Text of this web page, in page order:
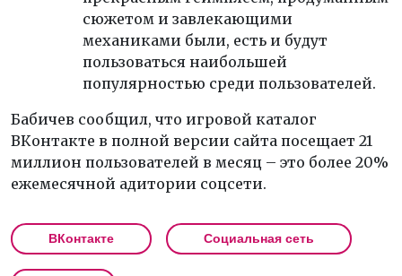
сюжетом и завлекающими
механиками были, есть и будут
пользоваться наибольшей
популярностью среди пользователей.
Бабичев сообщил, что игровой каталог
ВКонтакте в полной версии сайта посещает 21
миллион пользователей в месяц – это более 20%
ежемесячной адитории соцсети.
ВКонтакте Социальная сеть